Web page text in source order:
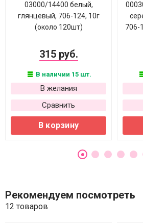
03000/14400 белый,
глянцевый, 706-124, 10г
(около 120шт)
315 руб.
В наличии 15 шт.
В желания
Сравнить
В корзину
706-
Рекомендуем посмотреть
12 товаров